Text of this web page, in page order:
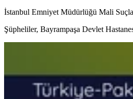
İstanbul Emniyet Müdürlüğü Mali
Şüpheliler, Bayrampaşa Devlet